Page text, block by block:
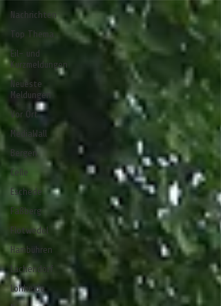
Nachrichten
Top Thema
Eil- und
Kurzmeldungen
Neueste
Meldungen
Vor Ort
MediaWall
Bergen
Celle
Eschede
Faßberg
Flotwedel
Hambühren
Lachendorf
Lohheide